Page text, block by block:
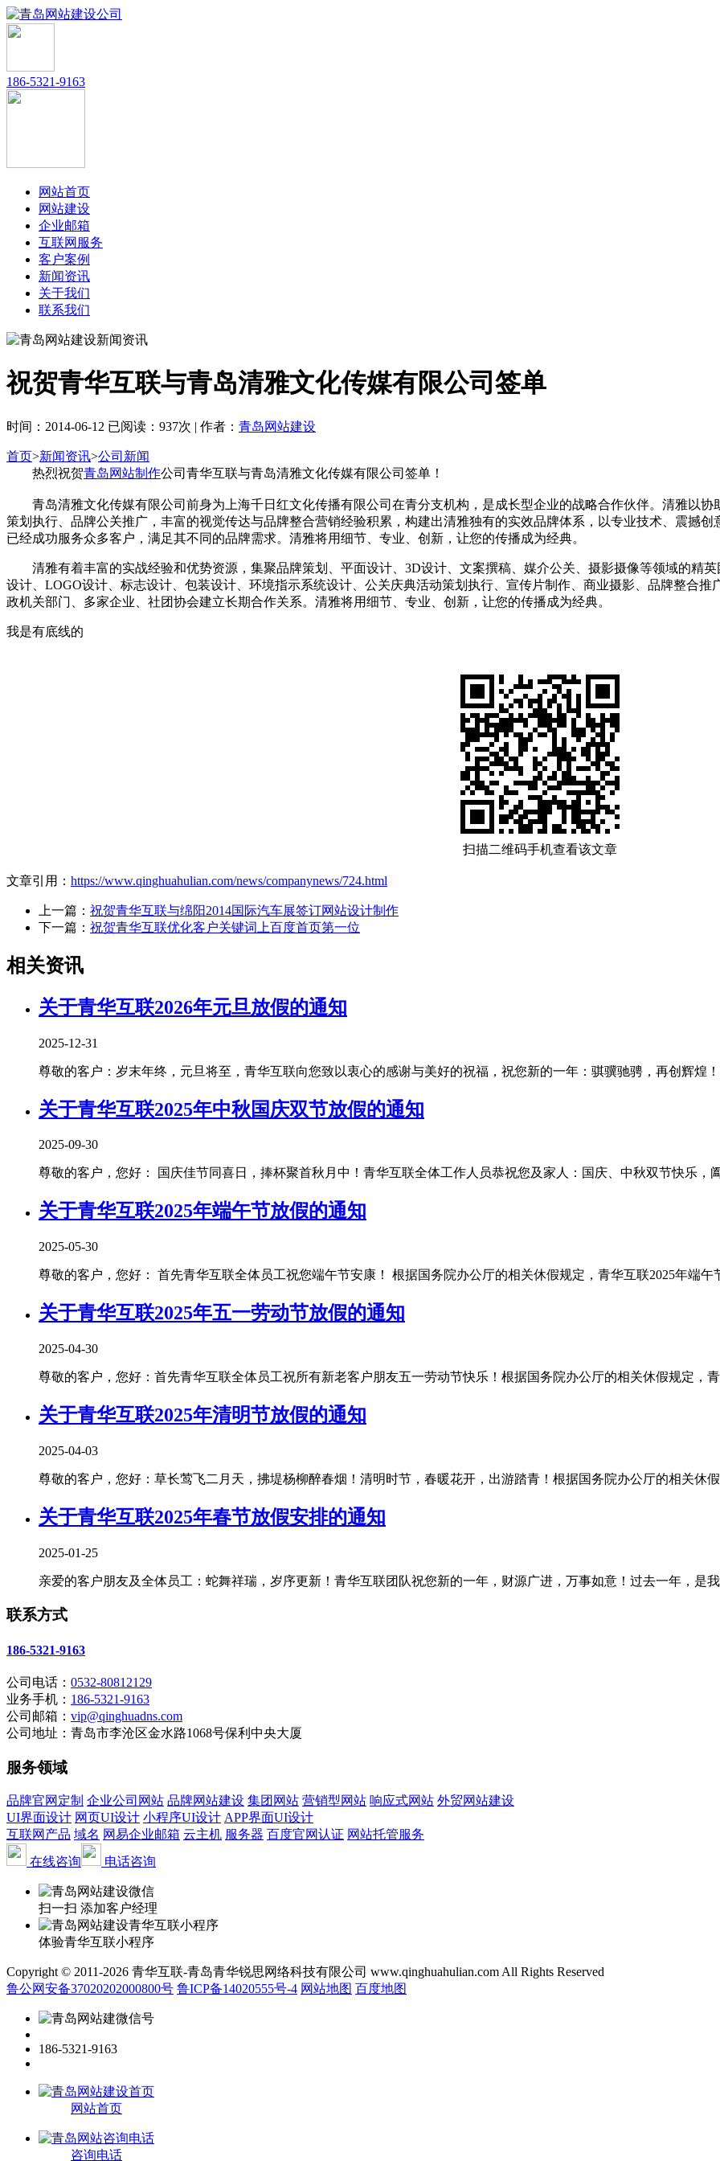
186-5321-9163
网站首页
网站建设
企业邮箱
互联网服务
客户案例
新闻资讯
关于我们
联系我们
祝贺青华互联与青岛清雅文化传媒有限公司签单
时间：2014-06-12 已阅读：937次 | 作者： 青岛网站建设
首页>新闻资讯>公司新闻
热烈祝贺青岛网站制作公司青华互联与青岛清雅文化传媒有限公司签单！
青岛清雅文化传媒有限公司前身为上海千日红文化传播有限公司在青分支机构，是成长型企业的战略合作伙伴。清雅以协
策划执行、品牌公关推广，丰富的视觉传达与品牌整合营销经验积累，构建出清雅独有的实效品牌体系，以专业技术、震撼
已经成功服务众多客户，满足其不同的品牌需求。清雅将用细节、专业、创新，让您的传播成为经典。
清雅有着丰富的实战经验和优势资源，集聚品牌策划、平面设计、3D设计、文案撰稿、媒介公关、摄影摄像等领域的精英
设计、LOGO设计、标志设计、包装设计、环境指示系统设计、公关庆典活动策划执行、宣传片制作、商业摄影、品牌整合
政机关部门、多家企业、社团协会建立长期合作关系。清雅将用细节、专业、创新，让您的传播成为经典。
我是有底线的
扫描二维码手机查看该文章
文章引用： https://www.qinghuahulian.com/news/companynews/724.html
上一篇： 祝贺青华互联与绵阳2014国际汽车展签订网站设计制作
下一篇： 祝贺青华互联优化客户关键词上百度首页第一位
相关资讯
关于青华互联2026年元旦放假的通知
2025-12-31
尊敬的客户：岁末年终，元旦将至，青华互联向您致以衷心的感谢与美好的祝福，祝您新的一年：骐骥驰骋，再创辉煌
关于青华互联2025年中秋国庆双节放假的通知
2025-09-30
尊敬的客户，您好： 国庆佳节同喜日，捧杯聚首秋月中！青华互联全体工作人员恭祝您及家人：国庆、中秋双节快乐，
关于青华互联2025年端午节放假的通知
2025-05-30
尊敬的客户，您好： 首先青华互联全体员工祝您端午节安康！ 根据国务院办公厅的相关休假规定，青华互联2025年端午
关于青华互联2025年五一劳动节放假的通知
2025-04-30
尊敬的客户，您好：首先青华互联全体员工祝所有新老客户朋友五一劳动节快乐！根据国务院办公厅的相关休假规定，青
关于青华互联2025年清明节放假的通知
2025-04-03
尊敬的客户，您好：草长莺飞二月天，拂堤杨柳醉春烟！清明时节，春暖花开，出游踏青！根据国务院办公厅的相关休
关于青华互联2025年春节放假安排的通知
2025-01-25
亲爱的客户朋友及全体员工：蛇舞祥瑞，岁序更新！青华互联团队祝您新的一年，财源广进，万事如意！过去一年，是
联系方式
186-5321-9163
公司电话： 0532-80812129
业务手机： 186-5321-9163
公司邮箱： vip@qinghuadns.com
公司地址：青岛市李沧区金水路1068号保利中央大厦
服务领域
品牌官网定制 企业公司网站 品牌网站建设 集团网站 营销型网站 响应式网站 外贸网站建设
UI界面设计 网页UI设计 小程序UI设计 APP界面UI设计
互联网产品 域名 网易企业邮箱 云主机 服务器 百度官网认证 网站托管服务
在线咨询
电话咨询
扫一扫 添加客户经理
体验青华互联小程序
Copyright © 2011-2026 青华互联-青岛青华锐思网络科技有限公司 www.qinghuahulian.com All Rights Reserved
鲁公网安备37020202000800号 鲁ICP备14020555号-4 网站地图 百度地图
186-5321-9163
网站首页
咨询电话